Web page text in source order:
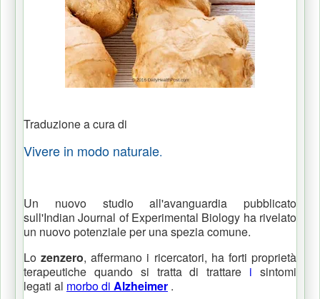
Traduzione a cura di
Vivere in modo naturale.
Un nuovo studio all'avanguardia pubblicato
sull'Indian Journal of Experimental Biology ha rivelato
un nuovo potenziale per una spezia comune.
Lozenzero, affermano i ricercatori, ha forti proprietà
terapeutiche quando si tratta di trattare i sintomi
legati al morbo di Alzheimer .